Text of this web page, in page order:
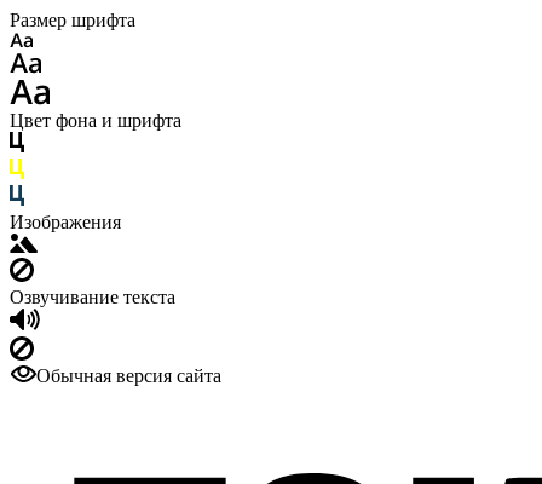
Размер шрифта
Цвет фона и шрифта
Изображения
Озвучивание текста
Обычная версия сайта